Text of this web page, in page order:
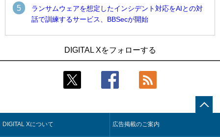
5
ランサムウェアを想定したインシデント対応をAIとの対
話で訓練するサービス、BBSecが開始
近大病院と中外製薬、治験参加者組み入れに電子カルテとAI
技術を使う抽出方法の研究開始
コスモ石油、製油所の設備点検への四足歩行ロボット利用を
検証
【COMPUTEX 2026：Arm編】チップ自社製造で鍵を握る台
合基盤を本格稼働
鹿島建設、鋼管柱へのコンクリート充填時の異常を検出する
AIを遠隔監視システムに実装
そもそも今の仕事はAIエージェントを求めているのか【第25
回】
製造業の現場の暗黙知を組織横断で活用するためのナレッジ
DIGITAL Xをフォローする
DIGITAL Xについて 広告掲載のご案内